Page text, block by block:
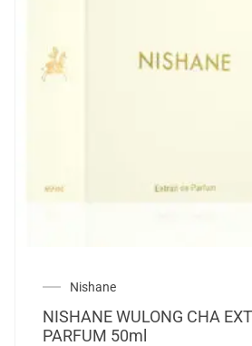
Nishane
NISHANE WULONG CHA
PARFUM 50ml